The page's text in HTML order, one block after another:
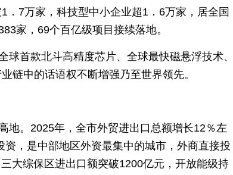
7万家，科技型中小企业超1．6万家，居全国
家，69个百亿级项目接续落地。
首款北斗高精度芯片、全球最快磁悬浮技术、
链中的话语权不断增强乃至世界领先。
地。2025年，全市外贸进出口总额增长12％左
，是中部地区外资最集中的城市，外商直接投
大综保区进出口额突破1200亿元，开放能级持